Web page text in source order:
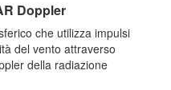
Doppler
che utilizza impulsi
del vento attraverso
della radiazione